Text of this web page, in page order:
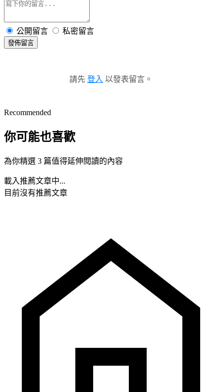
公開留言 私密留言
發佈留言
請先 登入 以發表留言。
Recommended
你可能也喜歡
為你精選 3 篇值得延伸閱讀的內容
載入推薦文章中...
目前沒有推薦文章